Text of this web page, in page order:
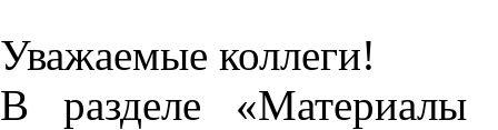
Уважаемые коллеги!
В разделе «Материалы